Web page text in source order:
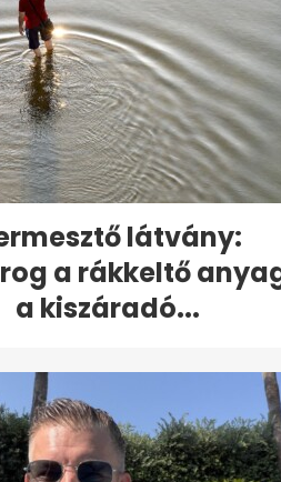
látvány:
a rákkeltő
a kiszáradó...